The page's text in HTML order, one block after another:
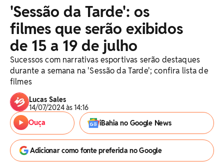
'Sessão da Tarde': os
filmes que serão exibidos
de 15 a 19 de julho
Sucessos com narrativas esportivas serão destaques
durante a semana na 'Sessão da Tarde'; confira lista de
filmes
Lucas Sales
14/07/2024 às 14:16
Ouça
iBahia no Google News
Adicionar como fonte preferida no Google